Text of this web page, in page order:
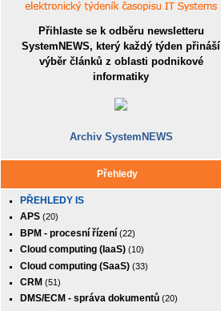
Přihlaste se k odběru newsletteru
SystemNEWS, který každý týden přináší
výběr článků z oblasti podnikové
informatiky
Archiv SystemNEWS
Přehledy
PŘEHLEDY IS
APS (20)
BPM - procesní řízení (22)
Cloud computing (IaaS) (10)
Cloud computing (SaaS) (33)
CRM (51)
DMS/ECM - správa dokumentů (20)